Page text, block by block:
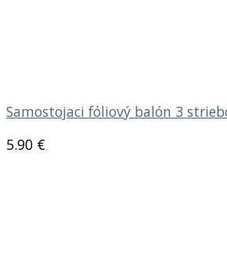
Samostojaci fóliový balón 3
5.90 €